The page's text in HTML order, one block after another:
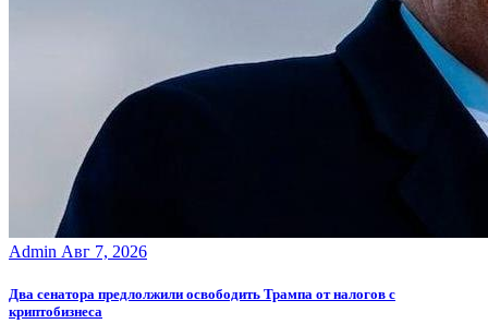
Admin Авг 7, 2026
Два сенатора предлолжили освободить Трампа от налогов с
криптобизнеса